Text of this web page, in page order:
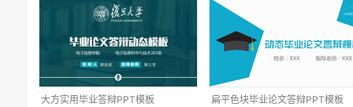
大方实用毕业答辩PPT模板 扁平色块毕业论文答辩PPT模板